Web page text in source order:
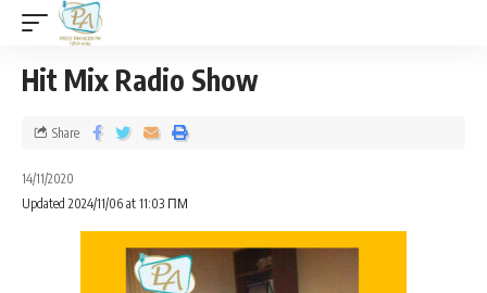
Hit Mix Radio Show
14/11/2020
Updated 2024/11/06 at 11:03 ΠΜ
Share